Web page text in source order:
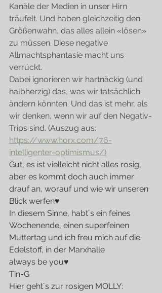
Kanäle der Medien in unser Hirn
träufelt. Und haben gleichzeitig den
Größenwahn, das alles allein «lösen»
zu müssen. Diese negative
Allmachtsphantasie macht uns
verrückt.
Dabei ignorieren wir hartnäckig (und
halbherzig) das, was wir tatsächlich
ändern könnten. Und das ist mehr, als
wir denken, wenn wir auf den Negativ-
Trips sind. (Auszug aus:
https://www.horx.com/76-
intelligenter-optimismus/)
Gut, es ist vielleicht nicht alles rosig,
aber es kommt doch auch immer
drauf an, worauf und wie wir unseren
Blick werfen♥
In diesem Sinne, habt´s ein feines
Wochenende, einen superfeinen
Muttertag und ich freu mich auf die
Edelstoff, in der Marxhalle
always be you♥
Tin-G
Hier geht´s zur rosigen MOLLY: